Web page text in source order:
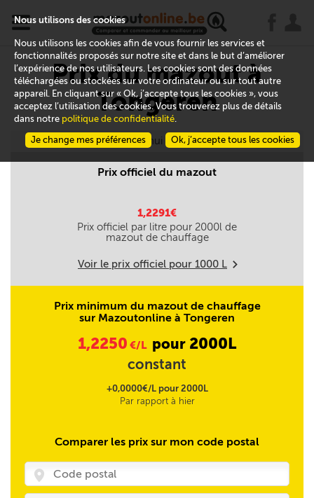
x
Prix du mazout à
Tongeren
Aujourd'hui le 08/08
Prix officiel du mazout
1,2291€
Prix officiel par litre pour 2000l de
mazout de chauffage
Voir le prix officiel pour 1000 L m
Prix minimum du mazout de chauffage
sur Mazoutonline à Tongeren
1,2250 €/L pour 2000L
constant
+0,0000€/L pour 2000L
Par rapport à hier
Comparer les prix sur mon code postal
Nous utilisons des cookies
Nous utilisons les cookies afin de vous fournir les services et
fonctionnalités proposés sur notre site et dans le but d’améliorer
l’expérience de nos utilisateurs. Les cookies sont des données
téléchargées ou stockées sur votre ordinateur ou sur tout autre
appareil. En cliquant sur « Ok, j’accepte tous les cookies », vous
acceptez l’utilisation des cookies. Vous trouverez plus de détails
dans notre politique de confidentialité.
Ok, j’accepte tous les cookies
Je change mes préférences